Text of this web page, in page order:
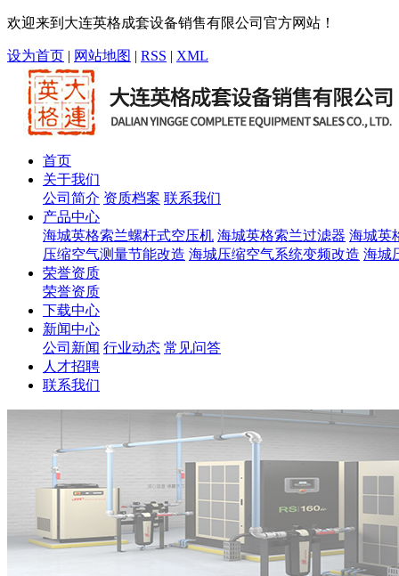
欢迎来到大连英格成套设备销售有限公司官方网站！
设为首页 | 网站地图 | RSS | XML
首页
关于我们
公司简介 资质档案 联系我们
产品中心
海城英格索兰螺杆式空压机 海城英格索兰过滤器 海城英
压缩空气测量节能改造 海城压缩空气系统变频改造 海城
荣誉资质
荣誉资质
下载中心
新闻中心
公司新闻 行业动态 常见问答
人才招聘
联系我们